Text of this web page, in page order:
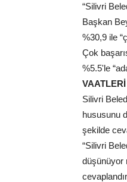
“Silivri
Başkan
%30,9 ile
Çok
%5.5'le
Silivri
hususunu
şekilde
“Silivri
düşünüyor